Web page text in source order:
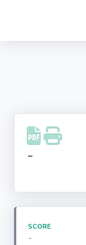
Facebook
Instagram
-
SCORE
-